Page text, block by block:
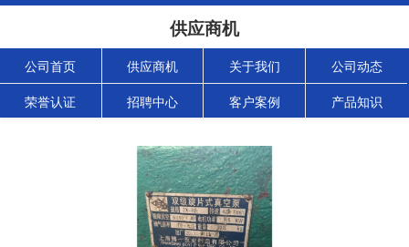
供应商机
公司首页 供应商机 关于我们 公司动态
荣誉认证 招聘中心 客户案例 产品知识